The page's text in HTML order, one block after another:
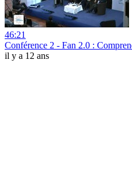
46:21
Conférence 2 - Fan 2.0 :
il y a 12 ans